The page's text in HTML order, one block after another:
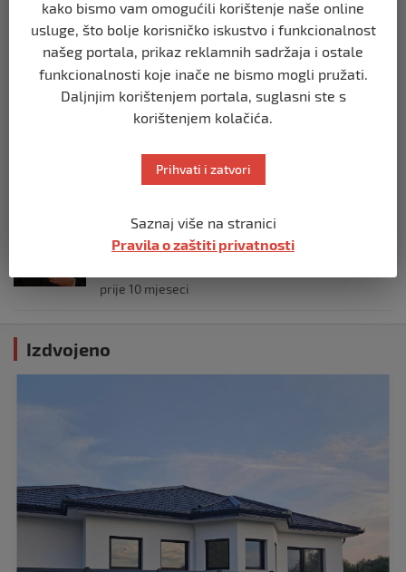
poslao vijenac: Posljednji pozdrav
Halidu
prije 10 mjeseci
REGION
Koza ogrebala dijete u zoološkom vrtu,
uhapsiti kozu”
prije 10 mjeseci
REGION
Vučić dramatično: “Biće rata, Vojska
prije 10 mjeseci
Izdvojeno
kako bismo vam omogućili korištenje naše online
usluge, što bolje korisničko iskustvo i funkcionalnost
našeg portala, prikaz reklamnih sadržaja i ostale
funkcionalnosti koje inače ne bismo mogli pružati.
Daljnjim korištenjem portala, suglasni ste s
korištenjem kolačića.
Prihvati i zatvori
Saznaj više na stranici
Pravila o zaštiti privatnosti